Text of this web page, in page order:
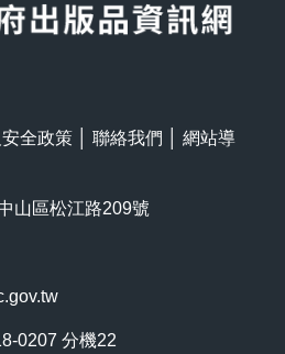
全政策 聯絡我們
網站導
山區松江路209號
0207 分機22